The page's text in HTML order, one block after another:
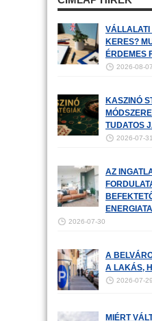
VÁLLALATI
KERES?
ÉRDEMES
2026-08-07
KASZINÓ
TUDATOS
2026-07-31
AZ
2026-07-30
A
A LAKÁS,
2026-07-29
MIÉRT